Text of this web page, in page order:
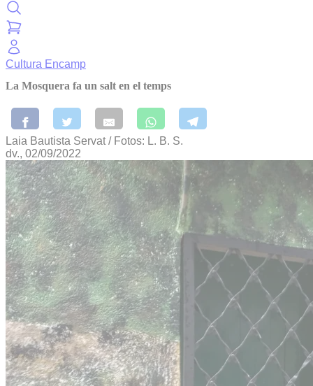
Cultura Encamp
La Mosquera fa un salt en el temps
Laia Bautista Servat / Fotos: L. B. S.
dv., 02/09/2022